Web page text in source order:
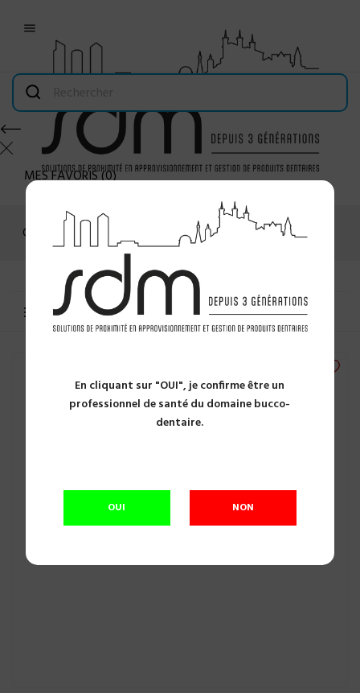
En cliquant sur "OUI", je confirme être un
professionnel de santé du domaine bucco-
dentaire.
OUI NON

MES FAVORIS(0)
Connexion
MENU